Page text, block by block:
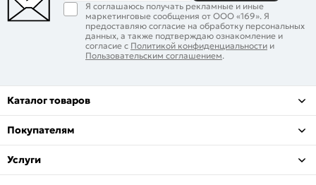
Я соглашаюсь получать рекламные и иные
маркетинговые сообщения от ООО «169». Я
предоставляю согласие на обработку персональных
данных, а также подтверждаю ознакомление и
согласие с Политикой конфиденциальности и
Пользовательским соглашением.
Каталог товаров
Покупателям
Услуги